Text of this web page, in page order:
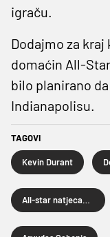
igraču.
Dodajmo za
domaćin All-
bilo planirano
Indianapolisu.
TAGOVI
Kevin Durant